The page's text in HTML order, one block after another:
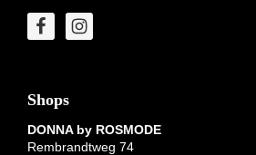
Shops
DONNA by ROSMODE
Rembrandtweg 74